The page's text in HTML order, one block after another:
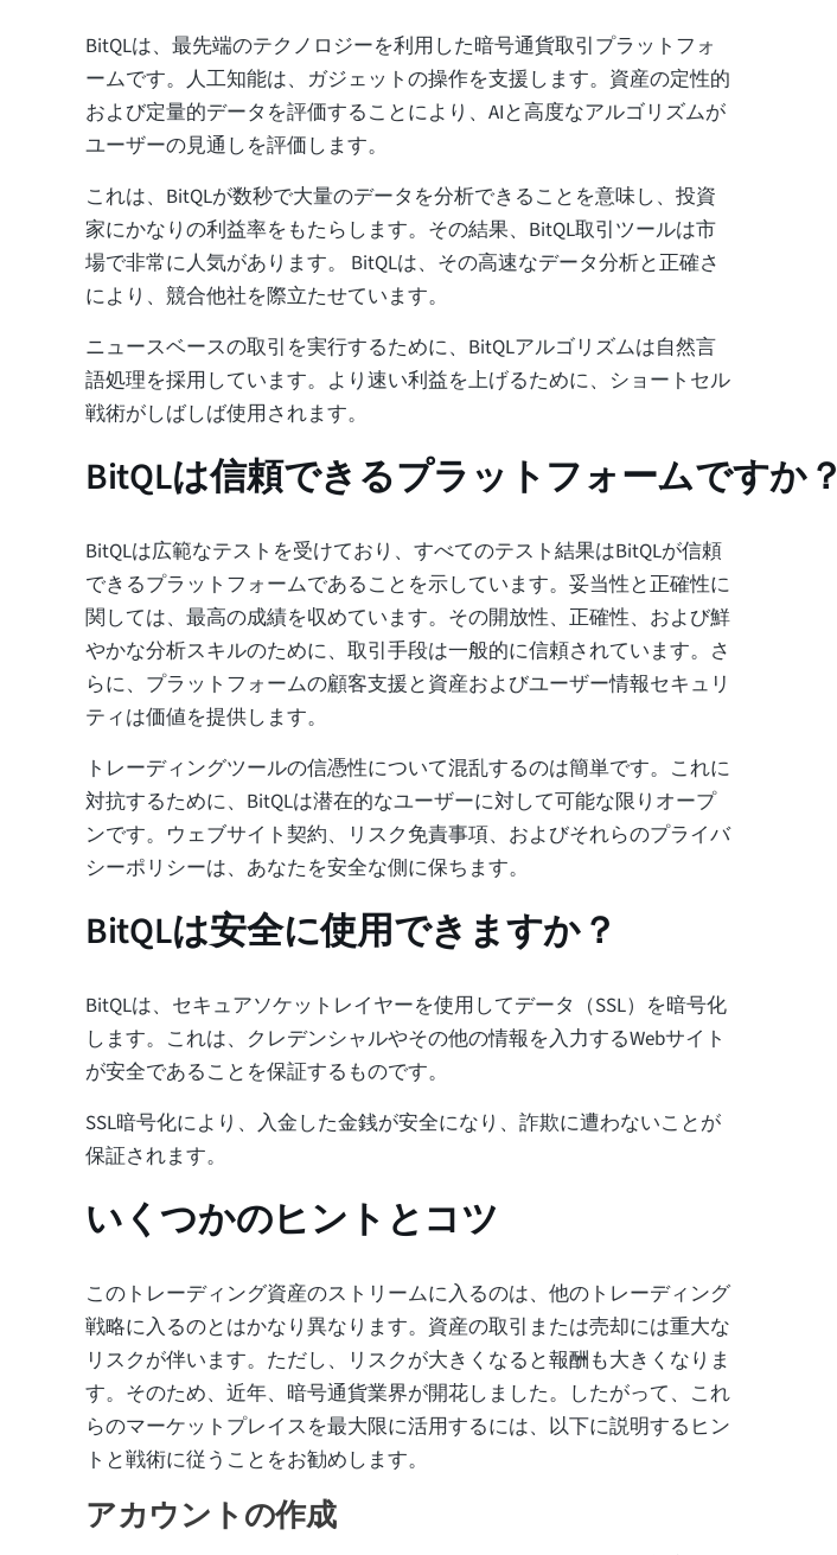
BitQLは、最先端のテクノロジーを利用した暗号通貨取引プラットフォ
ームです。人工知能は、ガジェットの操作を支援します。資産の定性的
および定量的データを評価することにより、AIと高度なアルゴリズムが
ユーザーの見通しを評価します。
これは、BitQLが数秒で大量のデータを分析できることを意味し、投資
家にかなりの利益率をもたらします。その結果、BitQL取引ツールは市
場で非常に人気があります。 BitQLは、その高速なデータ分析と正確さ
により、競合他社を際立たせています。
ニュースベースの取引を実行するために、BitQLアルゴリズムは自然言
語処理を採用しています。より速い利益を上げるために、ショートセル
戦術がしばしば使用されます。
BitQLは信頼できるプラットフォームですか？
BitQLは広範なテストを受けており、すべてのテスト結果はBitQLが信頼
できるプラットフォームであることを示しています。妥当性と正確性に
関しては、最高の成績を収めています。その開放性、正確性、および鮮
やかな分析スキルのために、取引手段は一般的に信頼されています。さ
らに、プラットフォームの顧客支援と資産およびユーザー情報セキュリ
ティは価値を提供します。
トレーディングツールの信憑性について混乱するのは簡単です。これに
対抗するために、BitQLは潜在的なユーザーに対して可能な限りオープ
ンです。ウェブサイト契約、リスク免責事項、およびそれらのプライバ
シーポリシーは、あなたを安全な側に保ちます。
BitQLは安全に使用できますか？
BitQLは、セキュアソケットレイヤーを使用してデータ（SSL）を暗号化
します。これは、クレデンシャルやその他の情報を入力するWebサイト
が安全であることを保証するものです。
SSL暗号化により、入金した金銭が安全になり、詐欺に遭わないことが
保証されます。
いくつかのヒントとコツ
このトレーディング資産のストリームに入るのは、他のトレーディング
戦略に入るのとはかなり異なります。資産の取引または売却には重大な
リスクが伴います。ただし、リスクが大きくなると報酬も大きくなりま
す。そのため、近年、暗号通貨業界が開花しました。したがって、これ
らのマーケットプレイスを最大限に活用するには、以下に説明するヒン
トと戦術に従うことをお勧めします。
アカウントの作成